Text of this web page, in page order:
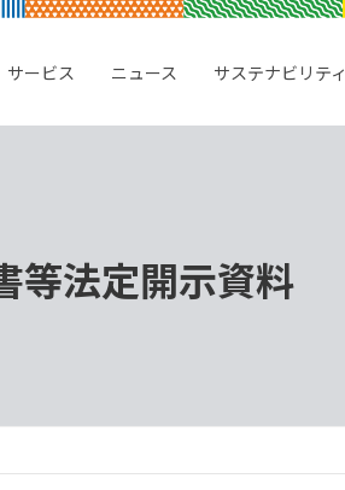
サービス ニュース サステナビリティ
等法定開示資料